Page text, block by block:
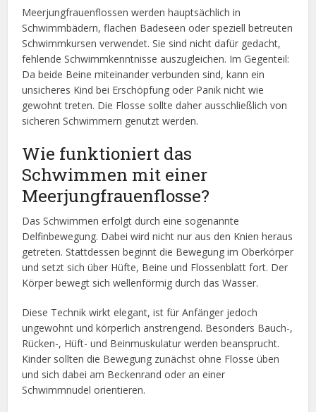
Meerjungfrauenflossen werden hauptsächlich in
Schwimmbädern, flachen Badeseen oder speziell betreuten
Schwimmkursen verwendet. Sie sind nicht dafür gedacht,
fehlende Schwimmkenntnisse auszugleichen. Im Gegenteil:
Da beide Beine miteinander verbunden sind, kann ein
unsicheres Kind bei Erschöpfung oder Panik nicht wie
gewohnt treten. Die Flosse sollte daher ausschließlich von
sicheren Schwimmern genutzt werden.
Wie funktioniert das
Schwimmen mit einer
Meerjungfrauenflosse?
Das Schwimmen erfolgt durch eine sogenannte
Delfinbewegung. Dabei wird nicht nur aus den Knien heraus
getreten. Stattdessen beginnt die Bewegung im Oberkörper
und setzt sich über Hüfte, Beine und Flossenblatt fort. Der
Körper bewegt sich wellenförmig durch das Wasser.
Diese Technik wirkt elegant, ist für Anfänger jedoch
ungewohnt und körperlich anstrengend. Besonders Bauch-,
Rücken-, Hüft- und Beinmuskulatur werden beansprucht.
Kinder sollten die Bewegung zunächst ohne Flosse üben
und sich dabei am Beckenrand oder an einer
Schwimmnudel orientieren.